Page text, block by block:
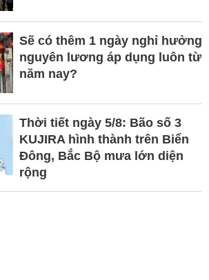
Sẽ có thêm 1 ngày nghỉ hưởng
nguyên lương áp dụng luôn từ
năm nay?
Thời tiết ngày 5/8: Bão số 3
KUJIRA hình thành trên Biển
Đông, Bắc Bộ mưa lớn diện
rộng